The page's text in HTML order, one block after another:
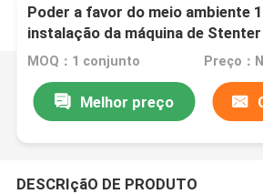
Poder a favor do meio ambiente
instalação da máquina de
MOQ：1 conjunto Preço：
Melhor preço
DESCRIçãO DE PRODUTO